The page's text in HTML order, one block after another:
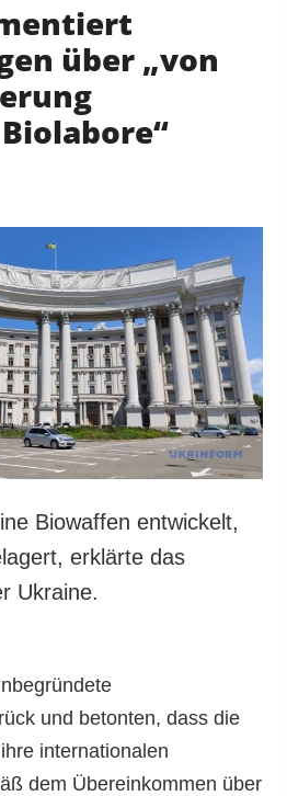
über „von
Biowaffen entwickelt,
erklärte das
Ukraine.
und betonten, dass die
internationalen
dem Übereinkommen über